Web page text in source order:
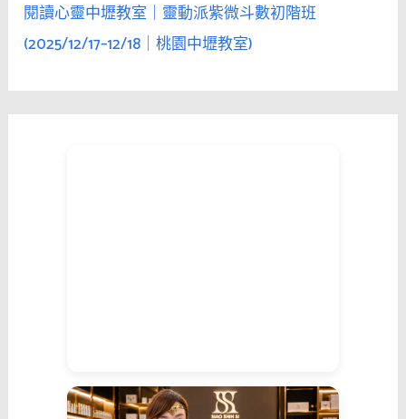
閱讀心靈中壢教室｜靈動派紫微斗數初階班
(2025/12/17–12/18｜桃園中壢教室)